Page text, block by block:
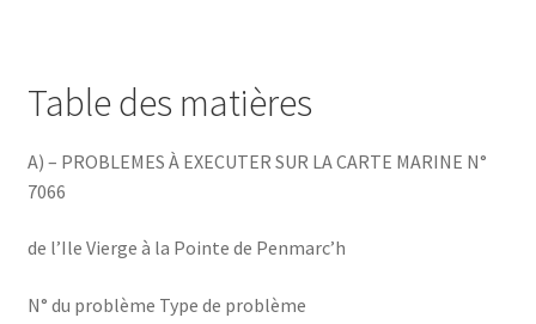
Table des matières
A) – PROBLEMES À EXECUTER SUR LA CARTE MARINE N°
7066
de l’Ile Vierge à la Pointe de Penmarc’h
N° du problème Type de problème